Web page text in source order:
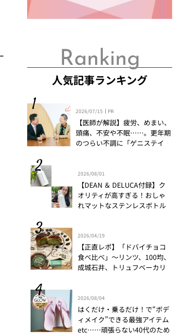
Ranking
人気記事ランキング
2026/07/15 PR
【医師が解説】疲労、めまい、
頭痛、不安や不眠……。更年期
のつらい不調に「ゲニステイ
2026/08/01
【DEAN ＆ DELUCA付録】ク
オリティが高すぎる！おしゃ
れマットなステンレスボトル
2026/04/19
【正直レポ】「ドバイチョコ
食べ比べ」～リンツ、100均、
成城石井、トリュフベーカリ
2026/08/04
はくだけ・乗るだけ！で“ボデ
ィメイク”できる最強アイテム
etc……頑張らない40代のため